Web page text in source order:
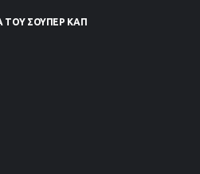
ΤΟΥ ΣΟΥΠΕΡ ΚΑΠ